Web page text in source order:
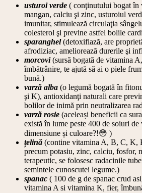
usturoi verde ( conţinutului bogat în
mangan, calciu şi zinc, usturoiul
imunitar, stimulează circulaţia
colesterol şi previne astfel bolile
sparanghel(detoxifiază, are
afrodiziac, ameliorează durerile şi
morcovi(sursă bogată de vitamina
îmbătrânire, te ajută să ai o piele
bună.)
varză alba (o legumă bogată în
şi K), antioxidanţi naturali care
bolilor de inimă prin neutralizarea
varză rosie (aceleași beneficii ca
există în lume peste 400 de soiuri
dimensiune și culoare?!😳 )
țelină (contine vitamina A, B, C, K,
precum potasiu, zinc, calciu, fosfor,
terapeutic, se folosesc radacinile
semintele cunoscutei legume.)
spanac ( 100 de g de spanac crud
vitamina A si vitamina K, fier,